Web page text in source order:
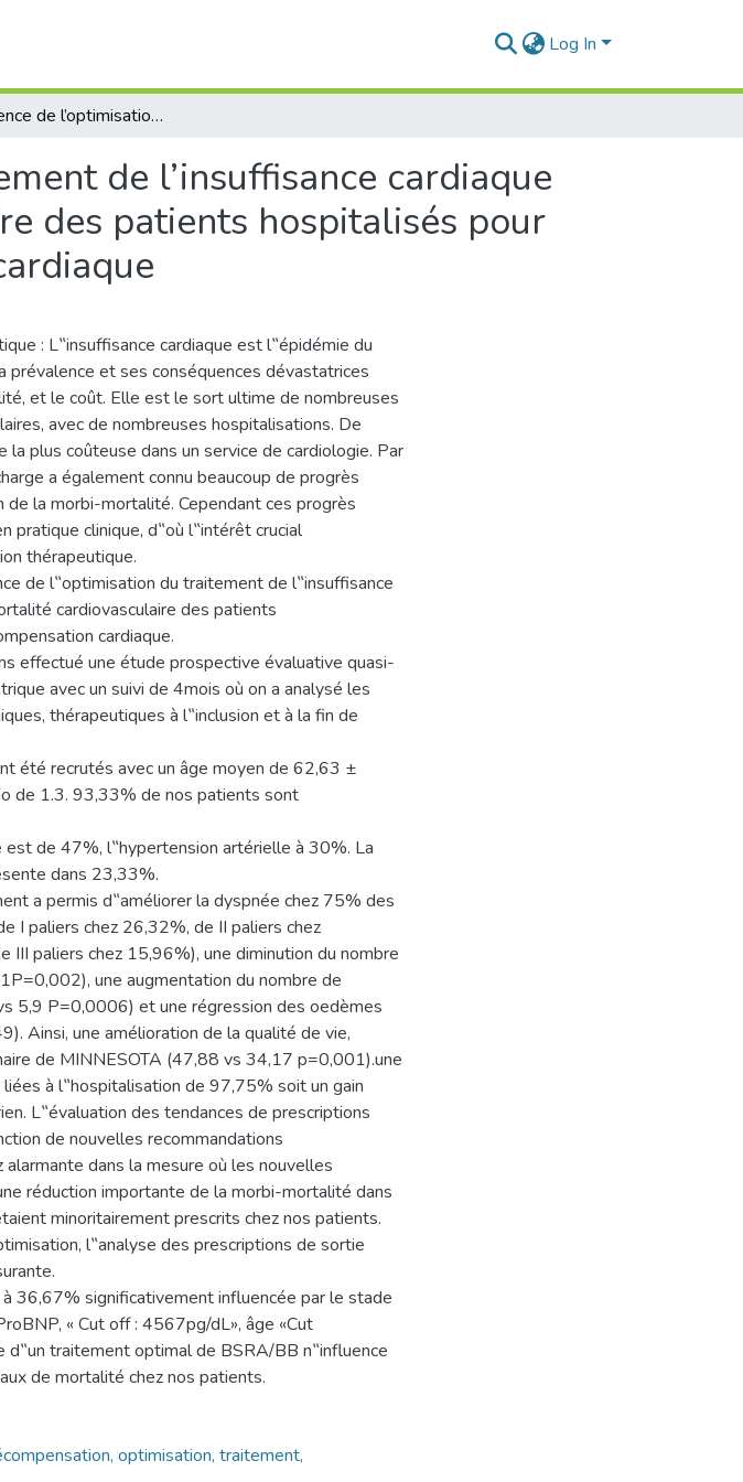
Log In
L’Influence de l’optimisation du traitement de l’insuffisance cardiaque sur la morbimortalité cardiovasculaire des patients hospitalisés pour une décompensation d’insuffisance cardiaque
de l’insuffisance cardiaque
des patients hospitalisés pour
: L‟insuffisance cardiaque est l‟épidémie du
prévalence et ses conséquences dévastatrices
et le coût. Elle est le sort ultime de nombreuses
avec de nombreuses hospitalisations. De
la plus coûteuse dans un service de cardiologie. Par
a également connu beaucoup de progrès
de la morbi-mortalité. Cependant ces progrès
pratique clinique, d‟où l‟intérêt crucial
thérapeutique.
de l‟optimisation du traitement de l‟insuffisance
cardiovasculaire des patients
cardiaque.
effectué une étude prospective évaluative quasi-
avec un suivi de 4mois où on a analysé les
thérapeutiques à l‟inclusion et à la fin de
été recrutés avec un âge moyen de 62,63 ±
de 1.3. 93,33% de nos patients sont
est de 47%, l‟hypertension artérielle à 30%. La
dans 23,33%.
a permis d‟améliorer la dyspnée chez 75% des
I paliers chez 26,32%, de II paliers chez
III paliers chez 15,96%), une diminution du nombre
une augmentation du nombre de
5,9 P=0,0006) et une régression des oedèmes
Ainsi, une amélioration de la qualité de vie,
de MINNESOTA (47,88 vs 34,17 p=0,001).une
à l‟hospitalisation de 97,75% soit un gain
L‟évaluation des tendances de prescriptions
de nouvelles recommandations
dans la mesure où les nouvelles
réduction importante de la morbi-mortalité dans
minoritairement prescrits chez nos patients.
l‟analyse des prescriptions de sortie
36,67% significativement influencée par le stade
« Cut off : 4567pg/dL», âge «Cut
d‟un traitement optimal de BSRA/BB n‟influence
de mortalité chez nos patients.
optimisation, traitement,